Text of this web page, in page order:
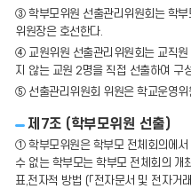
③ 학부모위원 선출관리위원회는 학부
위원장은 호선한다.
④ 교원위원 선출관리위원회는 교직
지 않는 교원 2명을 직접 선출하여 구
⑤ 선출관리위원회 위원은 학교운영위
제7조 (학부모위원 선출)
① 학부모위원은 학부모 전체회의에
수 없는 학부모는 학부모 전체회의 개
표,전자적 방법 (「전자문서 및 전자거